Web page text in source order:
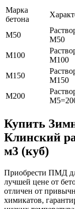
Марка
бетона
М50
М50
М100
М100
М150
М150
М200
Купить
Клинский
м3 (куб)
Приобрести ПМД
лучшей цене от
отличен от
химикатов,